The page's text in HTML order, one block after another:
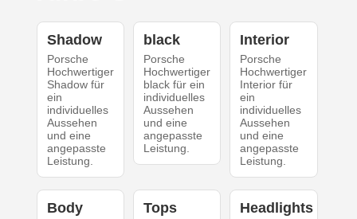
Shadow
Porsche
Hochwertiger
Shadow für
ein
individuelles
Aussehen
und eine
angepasste
Leistung.
black
Porsche
Hochwertiger
black für ein
individuelles
Aussehen
und eine
angepasste
Leistung.
Interior
Porsche
Hochwertiger
Interior für
ein
individuelles
Aussehen
und eine
angepasste
Leistung.
Body Tops Headlights